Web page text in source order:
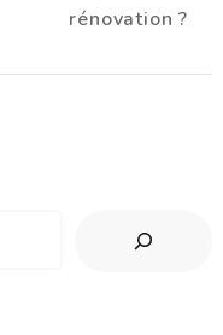
rénovation ?